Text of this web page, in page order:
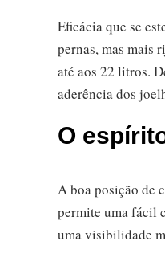
Eficácia que se
pernas, mas mais
até aos 22 litros.
aderência dos
O
A boa posição de
permite uma fácil
uma visibilidade